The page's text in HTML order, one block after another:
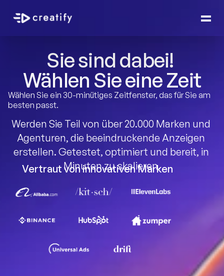
Sie sind dabei!
Wählen Sie eine Zeit
Wählen Sie ein 30-minütiges Zeitfenster, das für Sie am
besten passt.
Vertraut von innovativen Marken
Werden Sie Teil von über 20.000 Marken und
Agenturen, die beeindruckende Anzeigen
erstellen. Getestet, optimiert und bereit, in
Minuten zu skalieren.